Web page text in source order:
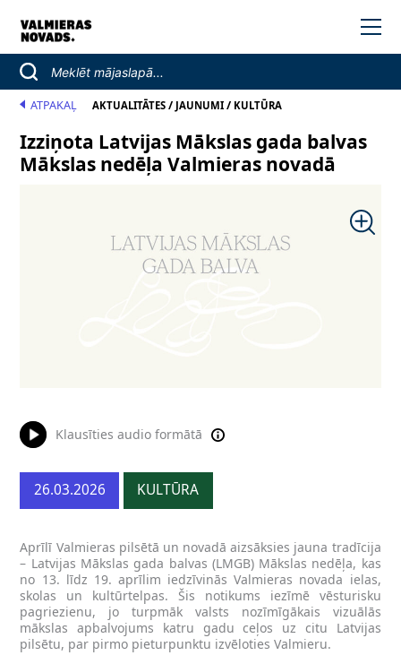
ATPAKAĻ AKTUALITĀTES/ JAUNUMI/ KULTŪRA
Izziņota Latvijas Mākslas gada balvas
Mākslas nedēļa Valmieras novadā
Klausīties audio formātā
26.03.2026 KULTŪRA
Aprīlī Valmieras pilsētā un novadā aizsāksies jauna tradīcija
– Latvijas Mākslas gada balvas (LMGB) Mākslas nedēļa, kas
no 13. līdz 19. aprīlim iedzīvinās Valmieras novada ielas,
skolas un kultūrtelpas. Šis notikums iezīmē vēsturisku
pagriezienu, jo turpmāk valsts nozīmīgākais vizuālās
mākslas apbalvojums katru gadu ceļos uz citu Latvijas
pilsētu, par pirmo pieturpunktu izvēloties Valmieru.